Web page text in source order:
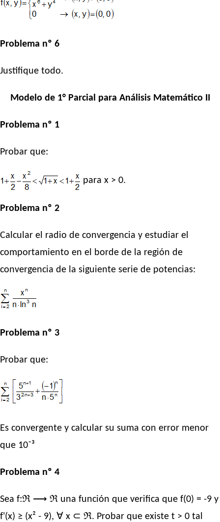
Problema nº 6
Justifique todo.
Modelo de 1° Parcial para Análisis Matemático II
Problema nº 1
Probar que:
para x > 0.
Problema nº 2
Calcular el radio de convergencia y estudiar el
comportamiento en el borde de la región de
convergencia de la siguiente serie de potencias:
Problema nº 3
Probar que:
Es convergente y calcular su suma con error menor
que 10⁻³
Problema nº 4
Sea f:ℜ ⟶ ℜ una función que verifica que f(0) = -9 y
f'(x) ≥ (x² - 9), ∀ x ⊂ ℜ. Probar que existe t > 0 tal